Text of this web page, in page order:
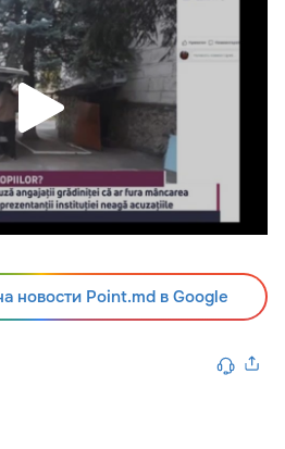
новости Point.md в Google